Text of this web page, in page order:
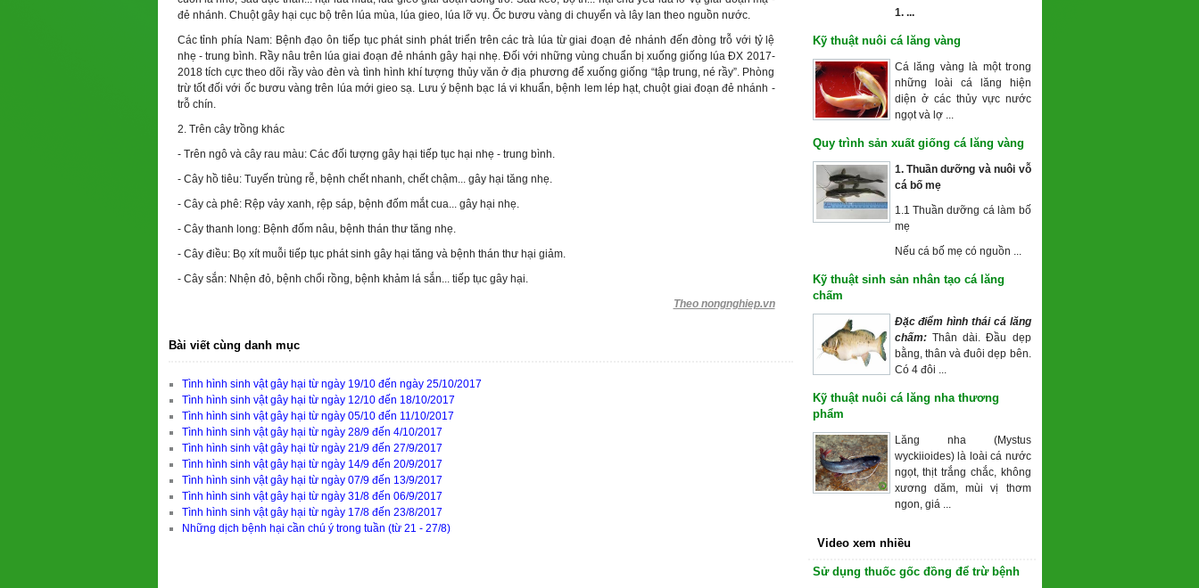
đẻ nhánh. Chuột gây hại cục bộ trên lúa mùa, lúa gieo, lúa lỡ vụ. Ốc bươu vàng di chuyển và lây lan theo nguồn nước.
Các tỉnh phía Nam: Bệnh đạo ôn tiếp tục phát sinh phát triển trên các trà lúa từ giai đoạn đẻ nhánh đến đòng trỗ với tỷ lệ
nhẹ - trung bình. Rầy nâu trên lúa giai đoạn đẻ nhánh gây hại nhẹ. Đối với những vùng chuẩn bị xuống giống lúa ĐX 2017-
2018 tích cực theo dõi rầy vào đèn và tình hình khí tượng thủy văn ở địa phương để xuống giống “tập trung, né rầy”. Phòng
trừ tốt đối với ốc bươu vàng trên lúa mới gieo sạ. Lưu ý bệnh bạc lá vi khuẩn, bệnh lem lép hạt, chuột giai đoạn đẻ nhánh -
trỗ chín.
2. Trên cây trồng khác
- Trên ngô và cây rau màu: Các đối tượng gây hại tiếp tục hại nhẹ - trung bình.
- Cây hồ tiêu: Tuyến trùng rễ, bệnh chết nhanh, chết chậm... gây hại tăng nhẹ.
- Cây cà phê: Rệp vảy xanh, rệp sáp, bệnh đốm mắt cua... gây hại nhẹ.
- Cây thanh long: Bệnh đốm nâu, bệnh thán thư tăng nhẹ.
- Cây điều: Bọ xít muỗi tiếp tục phát sinh gây hại tăng và bệnh thán thư hại giảm.
- Cây sắn: Nhện đỏ, bệnh chổi rồng, bệnh khảm lá sắn... tiếp tục gây hại.
Theo nongnghiep.vn
Bài viết cùng danh mục
Tình hình sinh vật gây hại từ ngày 19/10 đến ngày 25/10/2017
Tình hình sinh vật gây hại từ ngày 12/10 đến 18/10/2017
Tình hình sinh vật gây hại từ ngày 05/10 đến 11/10/2017
Tình hình sinh vật gây hại từ ngày 28/9 đến 4/10/2017
Tình hình sinh vật gây hại từ ngày 21/9 đến 27/9/2017
Tình hình sinh vật gây hại từ ngày 14/9 đến 20/9/2017
Tình hình sinh vật gây hại từ ngày 07/9 đến 13/9/2017
Tình hình sinh vật gây hại từ ngày 31/8 đến 06/9/2017
Tình hình sinh vật gây hại từ ngày 17/8 đến 23/8/2017
Những dịch bệnh hại cần chú ý trong tuần (từ 21 - 27/8)
1. ...
Kỹ thuật nuôi cá lăng vàng
Cá lăng vàng là một trong
những loài cá lăng hiện
diện ở các thủy vực nước
ngọt và lợ ...
Quy trình sản xuất giống cá lăng vàng
1. Thuần dưỡng và nuôi vỗ
cábố mẹ
1.1 Thuần dưỡng cá làm bố
mẹ
Nếu cá bố mẹ có nguồn ...
Kỹ thuật sinh sản nhân tạo cá lăng
chấm
Đặc điểm hình thái cá lăng
chấm:Thân dài. Đầu dẹp
bằng, thân và đuôi dẹp bên.
Có 4 đôi ...
Kỹ thuật nuôi cá lăng nha thương
phẩm
Lăng nha (Mystus
wyckiioides) là loài cá nước
ngọt, thịt trắng chắc, không
xương dăm, mùi vị thơm
ngon, giá ...
Video xem nhiều
Sử dụng thuốc gốc đồng để trừ bệnh